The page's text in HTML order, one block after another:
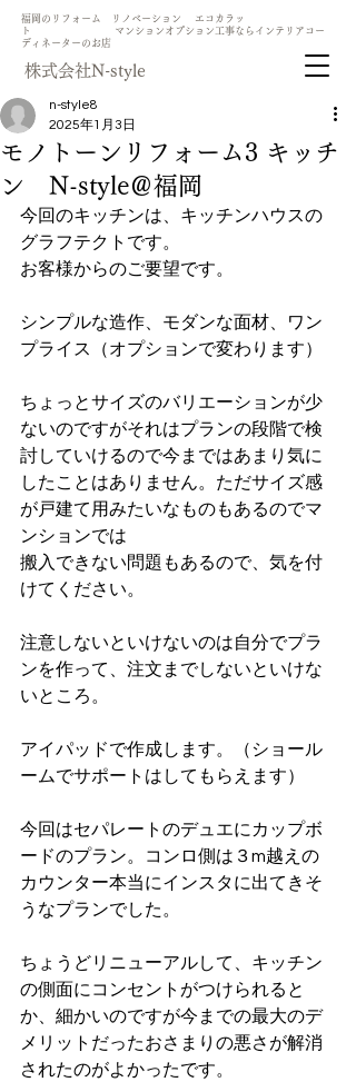
​福岡のリフォーム リノベーション エコカラッ
ト マンションオプション工事ならインテリアコー
ディネーターのお店
​株式会社N-style
モノトーンリフォーム3 キッチ
ン N-style＠福岡
n-style8
2025年1月3日
今回のキッチンは、キッチンハウスの
グラフテクトです。
お客様からのご要望です。
シンプルな造作、モダンな面材、ワン
プライス（オプションで変わります）
ちょっとサイズのバリエーションが少
ないのですがそれはプランの段階で検
討していけるので今まではあまり気に
したことはありません。ただサイズ感
が戸建て用みたいなものもあるのでマ
ンションでは
搬入できない問題もあるので、気を付
けてください。
注意しないといけないのは自分でプラ
ンを作って、注文までしないといけな
いところ。
アイパッドで作成します。（ショール
ームでサポートはしてもらえます）
今回はセパレートのデュエにカップボ
ードのプラン。コンロ側は３m越えの
カウンター本当にインスタに出てきそ
うなプランでした。
ちょうどリニューアルして、キッチン
の側面にコンセントがつけられると
か、細かいのですが今までの最大のデ
メリットだったおさまりの悪さが解消
されたのがよかったです。